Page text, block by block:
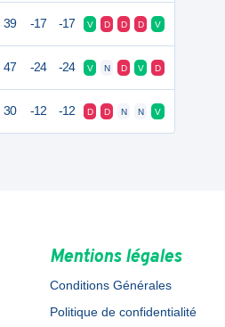
39 -17 -17 V D D D V
47 -24 -24 V N D V D
30 -12 -12 D D N N V
Mentions légales
Conditions Générales
Politique de confidentialité